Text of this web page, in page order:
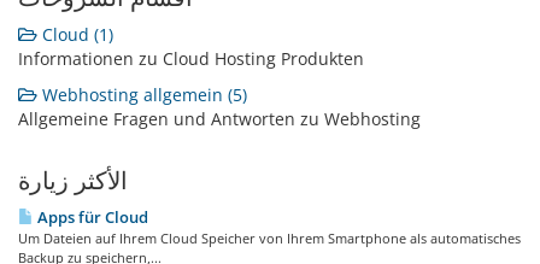
Cloud (1)
Informationen zu Cloud Hosting Produkten
Webhosting allgemein (5)
Allgemeine Fragen und Antworten zu Webhosting
الأكثر زيارة
Apps für Cloud
Um Dateien auf Ihrem Cloud Speicher von Ihrem Smartphone als automatisches
Backup zu speichern,...